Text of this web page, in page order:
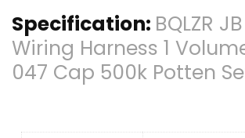
Specification: BQLZR
Wiring Harness 1
047 Cap 500k Potten